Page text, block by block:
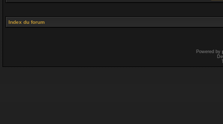
Index du forum
Powered by